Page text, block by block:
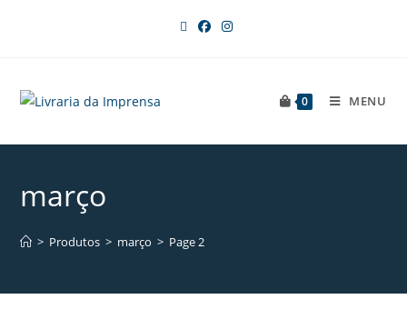
0 MENU
março
> Produtos > março > Page 2